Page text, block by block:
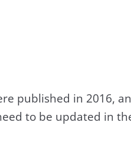
published in 2016,
to be updated in